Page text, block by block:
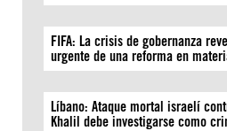
FIFA: La crisis de gobernanza
urgente de una reforma en
Líbano: Ataque mortal israelí
Khalil debe investigarse como